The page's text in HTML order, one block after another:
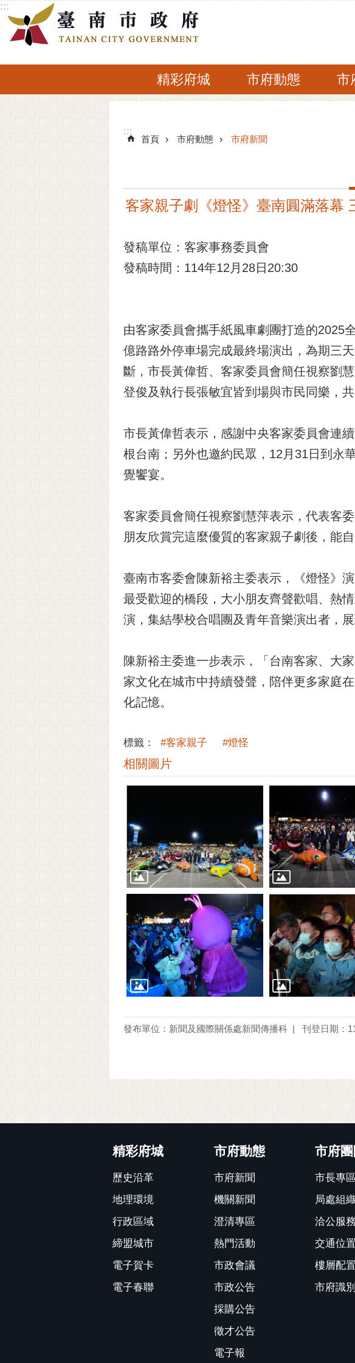
跳到主要內容區塊
:::
精彩府城 市府動態 市
:::
:::
首頁 市府動態 市府新聞
客家親子劇《燈怪》臺南圓滿落幕
發稿單位：客家事務委員會
發稿時間：114年12月28日20:30
由客家委員會攜手紙風車劇團打造的2025
億路路外停車場完成最終場演出，為期三
斷，市長黃偉哲、客家委員會簡任視察劉
登俊及執行長張敏宜皆到場與市民同樂，
市長黃偉哲表示，感謝中央客家委員會連
根台南；另外也邀約民眾，12月31日到永
覺饗宴。
客家委員會簡任視察劉慧萍表示，代表客
朋友欣賞完這麼優質的客家親子劇後，能
臺南市客委會陳新裕主委表示，《燈怪》
最受歡迎的橋段，大小朋友齊聲歡唱、熱
演，集結學校合唱團及青年音樂演出者，
陳新裕主委進一步表示，「台南客家、大
家文化在城市中持續發聲，陪伴更多家庭
化記憶。
標籤： #客家親子 #燈怪
相關圖片
發布單位：新聞及國際關係處新聞傳播科 刊登日期：
精彩府城
歷史沿革
地理環境
行政區域
締盟城市
電子賀卡
電子春聯
市府動態
市府新聞
機關新聞
澄清專區
熱門活動
市政會議
市政公告
採購公告
徵才公告
電子報
市府
市長專區
局處組
洽公服
交通位置
樓層配置
市府識別